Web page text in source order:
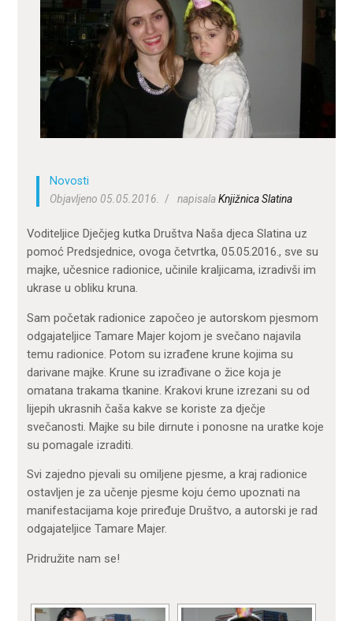
O KNJIŽNICI
ZA KORISNIKE
ODJELI
DOKUMENTI
KONTAKT
Novosti
Objavljeno 05.05.2016.
napisalaKnjižnica Slatina
Voditeljice Dječjeg kutka Društva Naša djeca Slatina uz
pomoć Predsjednice, ovoga četvrtka, 05.05.2016., sve su
majke, učesnice radionice, učinile kraljicama, izradivši im
ukrase u obliku kruna.
Sam početak radionice započeo je autorskom pjesmom
odgajateljice Tamare Majer kojom je svečano najavila
temu radionice. Potom su izrađene krune kojima su
darivane majke. Krune su izrađivane o žice koja je
omatana trakama tkanine. Krakovi krune izrezani su od
lijepih ukrasnih čaša kakve se koriste za dječje
svečanosti. Majke su bile dirnute i ponosne na uratke koje
su pomagale izraditi.
Svi zajedno pjevali su omiljene pjesme, a kraj radionice
ostavljen je za učenje pjesme koju ćemo upoznati na
manifestacijama koje priređuje Društvo, a autorski je rad
odgajateljice Tamare Majer.
Pridružite nam se!